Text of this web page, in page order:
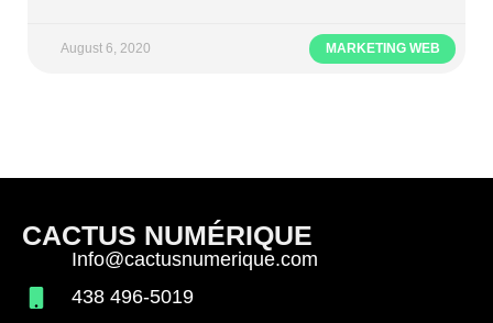
MARKETING WEB
August 6, 2020
CACTUS NUMÉRIQUE
Info@cactusnumerique.com
438 496-5019